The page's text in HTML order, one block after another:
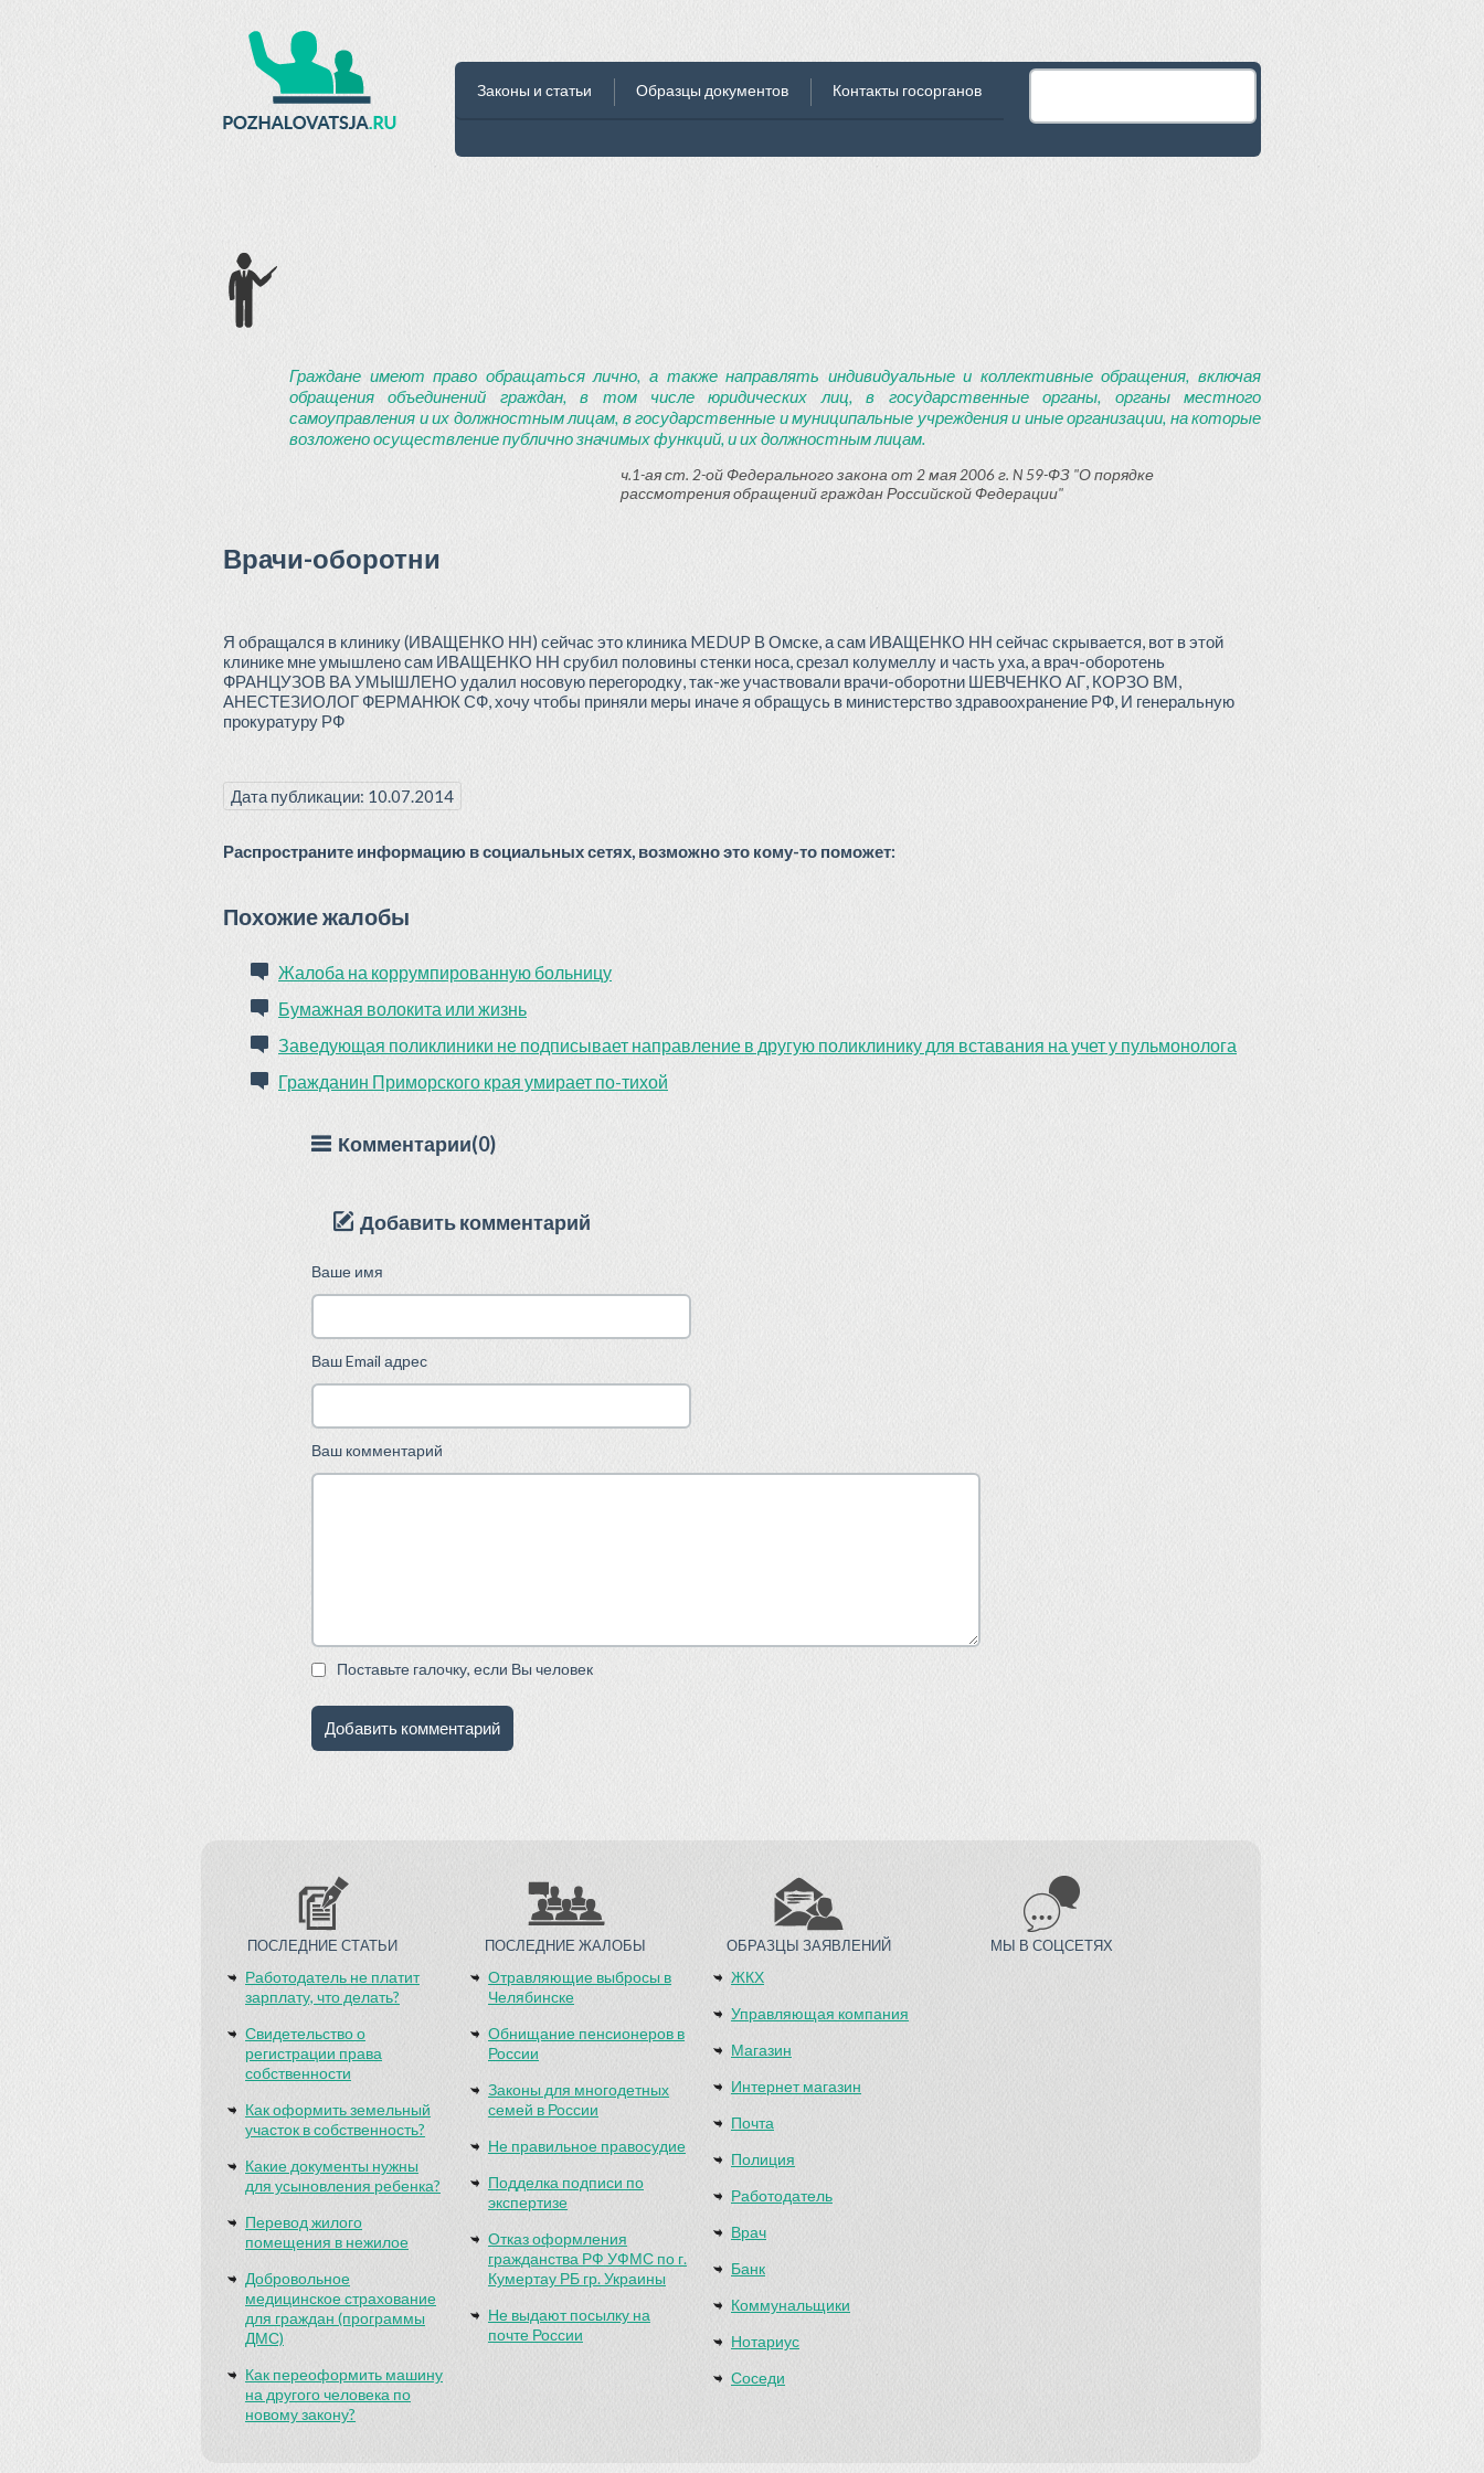
Законы и статьи Образцы документов Контакты госорганов
Граждане имеют право обращаться лично, а также направлять индивидуальные и коллективные обращения, включая
обращения объединений граждан, в том числе юридических лиц, в государственные органы, органы местного
самоуправления и их должностным лицам, в государственные и муниципальные учреждения и иные организации, на которые
возложено осуществление публично значимых функций, и их должностным лицам.
ч.1-ая ст. 2-ой Федерального закона от 2 мая 2006 г. N 59-ФЗ "О порядке
рассмотрения обращений граждан Российской Федерации"
Врачи-оборотни
Я обращался в клинику (ИВАЩЕНКО НН) сейчас это клиника MEDUP В Омске, а сам ИВАЩЕНКО НН сейчас скрывается, вот в этой
клинике мне умышлено сам ИВАЩЕНКО НН срубил половины стенки носа, срезал колумеллу и часть уха, а врач-оборотень
ФРАНЦУЗОВ ВА УМЫШЛЕНО удалил носовую перегородку, так-же участвовали врачи-оборотни ШЕВЧЕНКО АГ, КОРЗО ВМ,
АНЕСТЕЗИОЛОГ ФЕРМАНЮК СФ, хочу чтобы приняли меры иначе я обращусь в министерство здравоохранение РФ, И генеральную
прокуратуру РФ
Дата публикации: 10.07.2014
Распространите информацию в социальных сетях, возможно это кому-то поможет:
Похожие жалобы
Жалоба на коррумпированную больницу
Бумажная волокита или жизнь
Заведующая поликлиники не подписывает направление в другую поликлинику для вставания на учет у пульмонолога
Гражданин Приморского края умирает по-тихой
Комментарии(0)
Добавить комментарий
Ваше имя
Ваш Email адрес
Ваш комментарий
Поставьте галочку, если Вы человек
ПОСЛЕДНИЕ СТАТЬИ
Работодатель не платит
зарплату, что делать?
Свидетельство о
регистрации права
собственности
Как оформить земельный
участок в собственность?
Какие документы нужны
для усыновления ребенка?
Перевод жилого
помещения в нежилое
Добровольное
медицинское страхование
для граждан (программы
ДМС)
Как переоформить машину
на другого человека по
новому закону?
ПОСЛЕДНИЕ ЖАЛОБЫ
Отравляющие выбросы в
Челябинске
Обнищание пенсионеров в
России
Законы для многодетных
семей в России
Не правильное правосудие
Подделка подписи по
экспертизе
Отказ оформления
гражданства РФ УФМС по г.
Кумертау РБ гр. Украины
Не выдают посылку на
почте России
ОБРАЗЦЫ ЗАЯВЛЕНИЙ
ЖКХ
Управляющая компания
Магазин
Интернет магазин
Почта
Полиция
Работодатель
Врач
Банк
Коммунальщики
Нотариус
Соседи
МЫ В СОЦСЕТЯХ